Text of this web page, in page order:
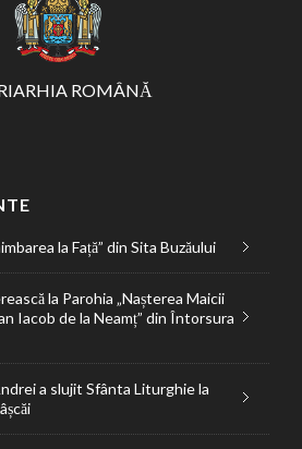
ROMÂNĂ
la Față” din Sita Buzăului
la Parohia „Nașterea Maicii
Iacob de la Neamț” din Întorsura
a slujit Sfânta Liturghie la